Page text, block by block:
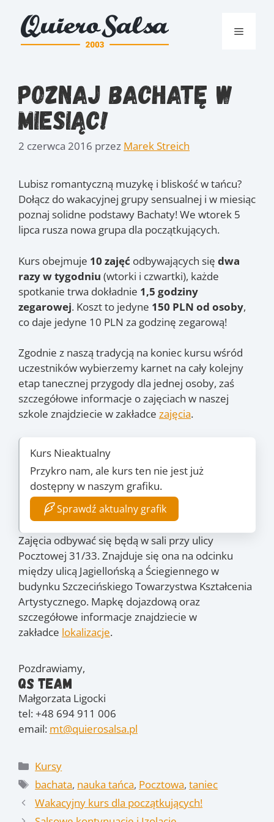
treści
Menu
Poznaj Bachatę w
miesiąc!
2 czerwca 2016 przez Marek Streich
Lubisz romantyczną muzykę i bliskość w tańcu?
Dołącz do wakacyjnej grupy sensualnej i w miesiąc
poznaj solidne podstawy Bachaty! We wtorek 5
lipca rusza nowa grupa dla początkujących.
Kurs obejmuje 10 zajęć odbywających się dwa
razy w tygodniu (wtorki i czwartki), każde
spotkanie trwa dokładnie 1,5 godziny
zegarowej. Koszt to jedyne 150 PLN od osoby,
co daje jedyne 10 PLN za godzinę zegarową!
Zgodnie z naszą tradycją na koniec kursu wśród
uczestników wybierzemy karnet na cały kolejny
etap tanecznej przygody dla jednej osoby, zaś
szczegółowe informacje o zajęciach w naszej
szkole znajdziecie w zakładce zajęcia.
Kurs Nieaktualny
Przykro nam, ale kurs ten nie jest już
dostępny w naszym grafiku.
Sprawdź aktualny grafik
Zajęcia odbywać się będą w sali przy ulicy
Pocztowej 31/33. Znajduje się ona na odcinku
między ulicą Jagiellońską a Ściegiennego w
budynku Szczecińskiego Towarzystwa Kształcenia
Artystycznego. Mapkę dojazdową oraz
szczegółowe informacje znajdziecie w
zakładce lokalizacje.
Pozdrawiamy,
QS Team
Małgorzata Ligocki
tel: +48 694 911 006
email: mt@quierosalsa.pl
Kategorie
Kursy
Tagi
bachata, nauka tańca, Pocztowa,taniec
Wakacyjny kurs dla początkujących!